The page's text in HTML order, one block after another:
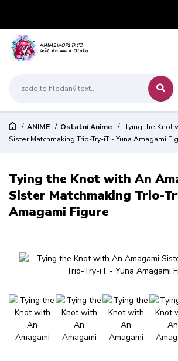
ANIME Ostatní Anime
Tying the Knot
Sister Matchmaking Trio-Try-iT - Yuna Amagami
Tying the Knot with An
Sister Matchmaking Trio-
Amagami Figure